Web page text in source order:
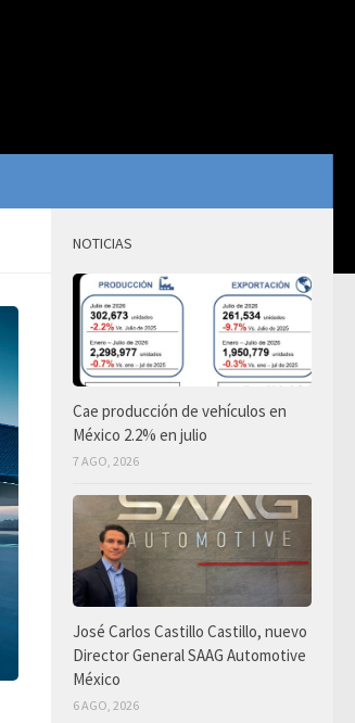
NOTICIAS
Cae producción de vehículos en
México 2.2% en julio
7 AGO, 2026
José Carlos Castillo Castillo, nuevo
Director General SAAG Automotive
México
6 AGO, 2026